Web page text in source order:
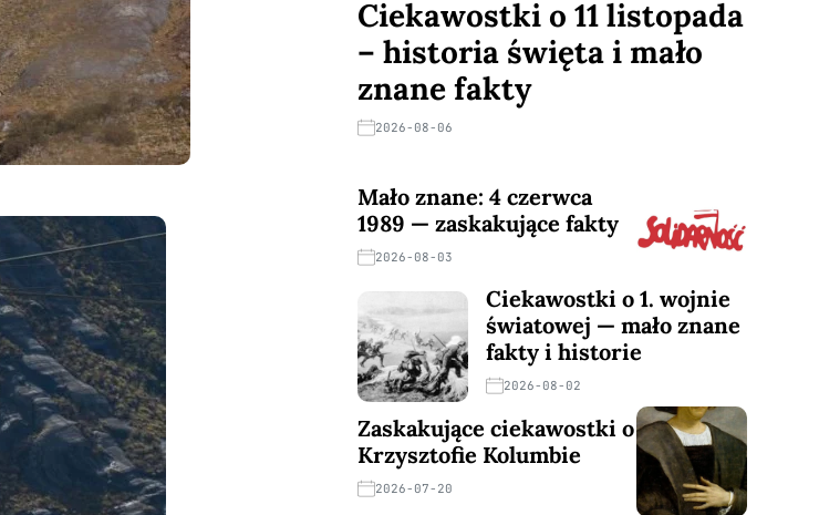
Ciekawostki o 11 listopada
– historia święta i mało
znane fakty
2026-08-06
Mało znane: 4 czerwca
1989 — zaskakujące fakty
2026-08-03
Ciekawostki o 1. wojnie
światowej — mało znane
fakty i historie
2026-08-02
Zaskakujące ciekawostki o
Krzysztofie Kolumbie
2026-07-20